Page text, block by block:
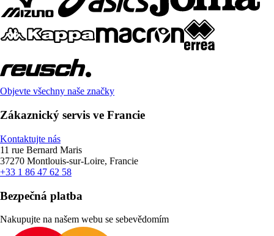
Objevte všechny naše značky
Zákaznický servis ve Francie
Kontaktujte nás
11 rue Bernard Maris
37270 Montlouis-sur-Loire, Francie
+33 1 86 47 62 58
Bezpečná platba
Nakupujte na našem webu se sebevědomím